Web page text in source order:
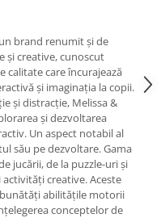
este nou si comercializat
catre producator.
si informativ. Nuanta,
produsului pot varia in
magazinul online.
brand renumit și de
și creative, cunoscut
calitate care încurajează
și imaginația la copii.
și distracție, Melissa &
și dezvoltarea
Un aspect notabil al
său pe dezvoltare. Gama
jucării, de la puzzle-uri și
creative. Aceste
abilitățile motorii
conceptelor de